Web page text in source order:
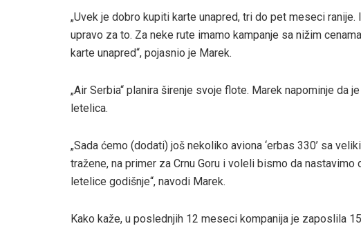
„Uvek je dobro kupiti karte unapred, tri do pet meseci
upravo za to. Za neke rute imamo kampanje sa nižim
karte unapred“, pojasnio je Marek.
„Air Serbia“ planira širenje svoje flote. Marek napominje
letelica.
„Sada ćemo (dodati) još nekoliko aviona ‘erbas 330’ sa
tražene, na primer za Crnu Goru i voleli bismo da
letelice godišnje“, navodi Marek.
Kako kaže, u poslednjih 12 meseci kompanija je zaposlila